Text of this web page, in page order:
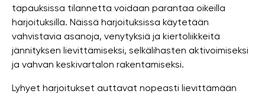
tapauksissa tilannetta voidaan parantaa oikeilla
harjoituksilla. Näissä harjoituksissa käytetään
vahvistavia asanoja, venytyksiä ja kiertoliikkeitä
jännityksen lievittämiseksi, selkälihasten aktivoimiseksi
ja vahvan keskivartalon rakentamiseksi.
Lyhyet harjoitukset auttavat nopeasti lievittämään